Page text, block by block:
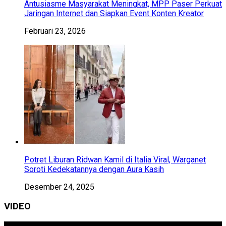
Antusiasme Masyarakat Meningkat, MPP Paser Perkuat
Jaringan Internet dan Siapkan Event Konten Kreator
Februari 23, 2026
Potret Liburan Ridwan Kamil di Italia Viral, Warganet
Soroti Kedekatannya dengan Aura Kasih
Desember 24, 2025
VIDEO